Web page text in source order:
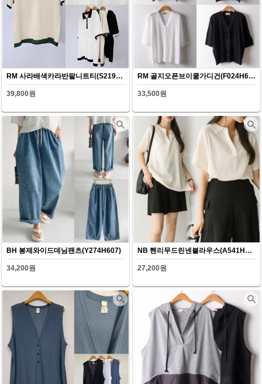
RM 사라배색카라반팔니트티(S219H607)
39,800원
RM 골지오픈브이쿨가디건(F024H607)
33,500원
BH 봉제와이드데님팬츠(Y274H607)
34,200원
NB 헨리무드린넨블라우스(A541H607)
27,200원